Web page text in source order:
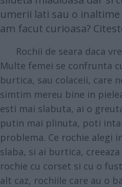
umerii lati sau o
am facut curioasa?
Rochii de seara daca
Multe femei se confrunta
burtica, sau colaceii, care
simtim mereu bine in
esti mai slabuta, ai o
putin mai plinuta, poti
problema. Ce rochie alegi
slaba, si ai burtica,
rochie cu corset si cu o
alt caz, rochiile care au o